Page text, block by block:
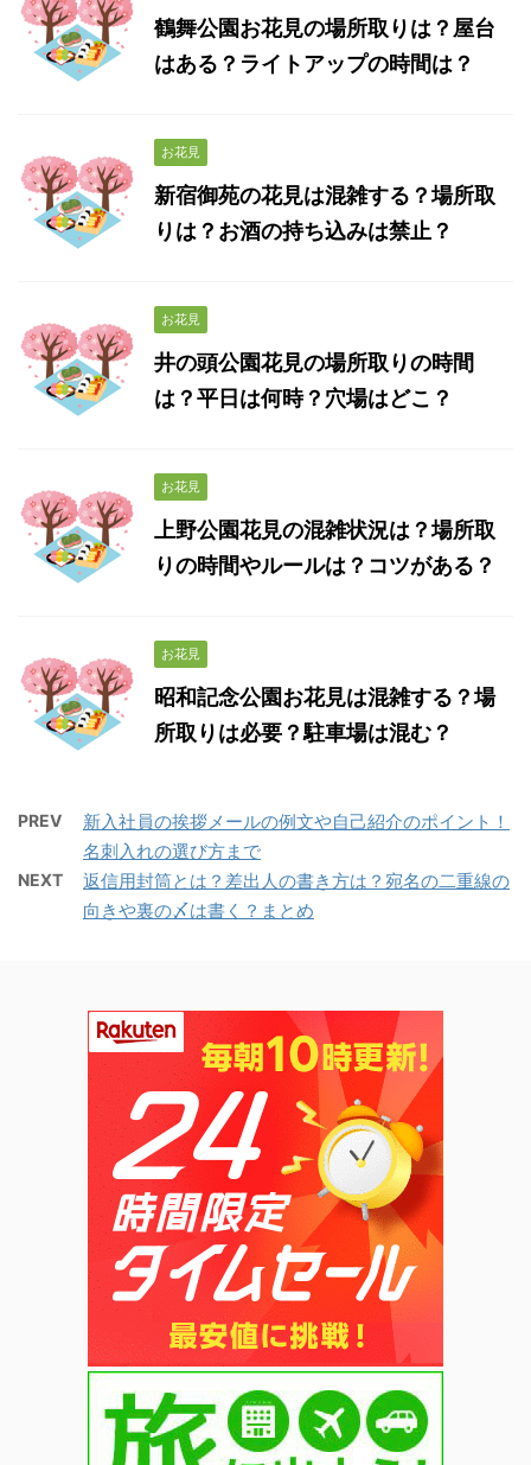
鶴舞公園お花見の場所取りは？屋台
はある？ライトアップの時間は？
お花見
新宿御苑の花見は混雑する？場所取
りは？お酒の持ち込みは禁止？
お花見
井の頭公園花見の場所取りの時間
は？平日は何時？穴場はどこ？
お花見
上野公園花見の混雑状況は？場所取
りの時間やルールは？コツがある？
お花見
昭和記念公園お花見は混雑する？場
所取りは必要？駐車場は混む？
PREV
新入社員の挨拶メールの例文や自己紹介のポイント！
名刺入れの選び方まで
NEXT
返信用封筒とは？差出人の書き方は？宛名の二重線の
向きや裏の〆は書く？まとめ